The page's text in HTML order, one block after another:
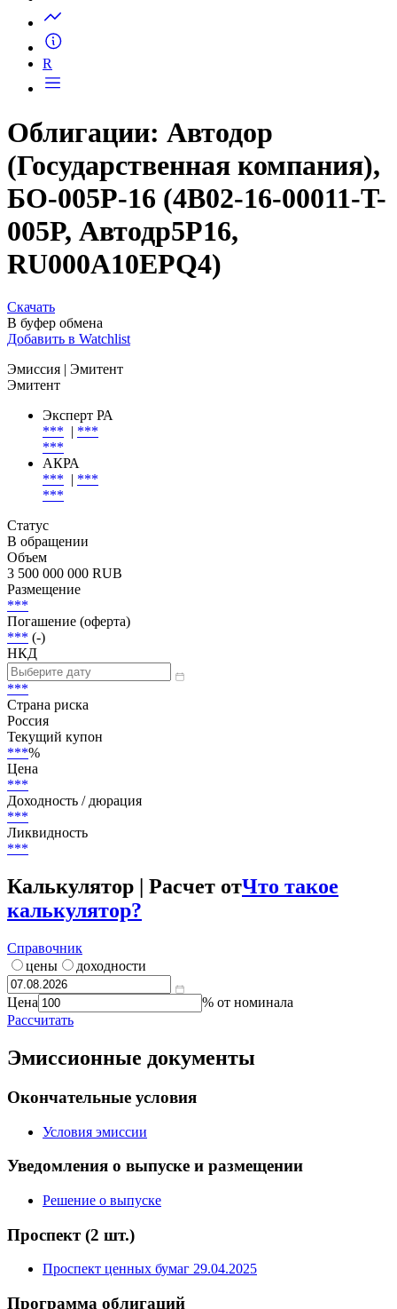
Облигации: Автодор
(Государственная компания),
БО-005Р-16 (4B02-16-00011-T-
RU000A10EPQ4)
Скачать
В буфер обмена
Эмиссия | Эмитент
Эмитент
Эксперт РА
***
АКРА
*** |***
***
Статус
В обращении
Объем
3 500 000 000 RUB
Размещение
***
Погашение (оферта)
***
НКД
***
Страна риска
Россия
Текущий купон
***
Цена
***
***
Ликвидность
***
Калькулятор | Расчет от
калькулятор?
Справочник
цены
Цена
% от номинала
Окончательные условия
Условия эмиссии
Уведомления о выпуске и размещении
Решение о выпуске
Проспект (2 шт.)